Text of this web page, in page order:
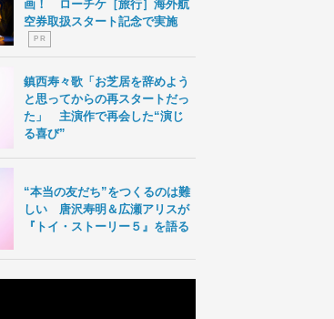
画！ ローチケ［旅行］海外航
空券取扱スタート記念で実施
P R
鎮西寿々歌「お芝居を辞めよう
と思ってからの再スタートだっ
た」 主演作で再会した“演じ
る喜び”
“本当の友だち”をつくるのは難
しい 唐沢寿明＆広瀬アリスが
『トイ・ストーリー５』を語る